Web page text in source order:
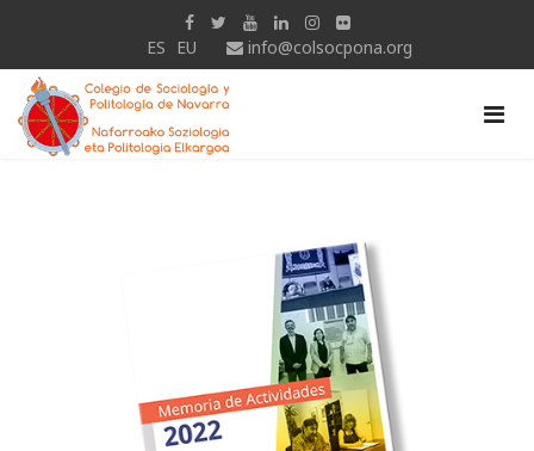
ES EU info@colsocpona.org